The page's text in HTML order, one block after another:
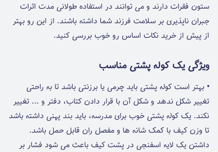
ستون فقرات دارند و می توانند در استفاده طولانی مدت اثرات
جبران ناپذیری بر سلامت فرزند شما داشته باشند. از این رو بهتر
از پیش از خرید نکات اساس رو خوب بررسی کنید.
ویژگی یک کوله پشتی مناسب
• بهتر است کوله پشتی باید چرمی یا برزنتی باشد تا به راحتی
تغییر شکل ندهد و شکل آن با قرار دادن کتاب، دفتر و ... تغییر
نکند. یک کوله پشتی خوب برای مدرسه، باید بند پهنی داشته باشد
تا وزن کیف با کمک شانه ها و مفصل ران قابل حمل باشد.
داشتن یک لایه اسفنجی در پشت کیف باعث می شود فشار بر